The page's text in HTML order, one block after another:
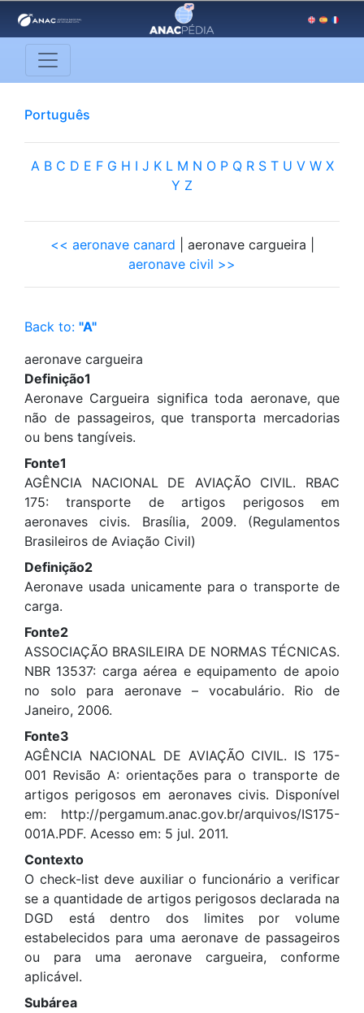
Português
A B C D E F G H I J K L M N O P Q R S T U V W X
Y Z
<< aeronave canard | aeronave cargueira |
aeronave civil >>
Back to: "A"
aeronave cargueira
Definição1
Aeronave Cargueira significa toda aeronave, que
não de passageiros, que transporta mercadorias
ou bens tangíveis.
Fonte1
AGÊNCIA NACIONAL DE AVIAÇÃO CIVIL. RBAC
175: transporte de artigos perigosos em
aeronaves civis. Brasília, 2009. (Regulamentos
Brasileiros de Aviação Civil)
Definição2
Aeronave usada unicamente para o transporte de
carga.
Fonte2
ASSOCIAÇÃO BRASILEIRA DE NORMAS TÉCNICAS.
NBR 13537: carga aérea e equipamento de apoio
no solo para aeronave – vocabulário. Rio de
Janeiro, 2006.
Fonte3
AGÊNCIA NACIONAL DE AVIAÇÃO CIVIL. IS 175-
001 Revisão A: orientações para o transporte de
artigos perigosos em aeronaves civis. Disponível
em: http://pergamum.anac.gov.br/arquivos/IS175-
001A.PDF. Acesso em: 5 jul. 2011.
Contexto
O check-list deve auxiliar o funcionário a verificar
se a quantidade de artigos perigosos declarada na
DGD está dentro dos limites por volume
estabelecidos para uma aeronave de passageiros
ou para uma aeronave cargueira, conforme
aplicável.
Subárea